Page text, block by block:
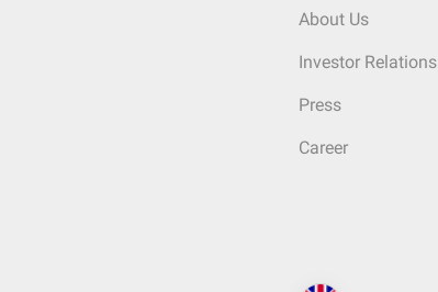
About Us
Investor Relations
Press
Career